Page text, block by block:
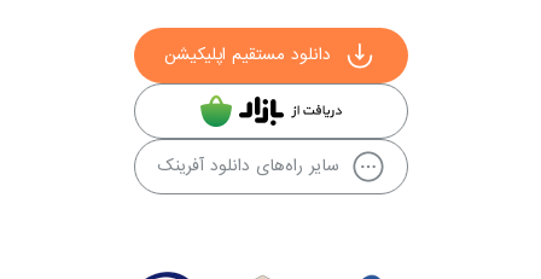
دانلود مستقیم اپلیکیشن
سایر راه‌های دانلود آفرینک